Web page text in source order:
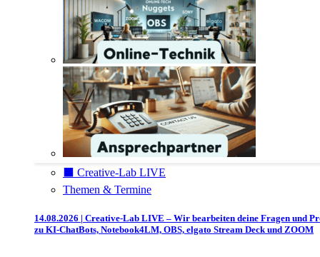
⬛️ Creative-Lab LIVE
Themen & Termine
14.08.2026 | Creative-Lab LIVE – Wir bearbeiten deine Fragen und
zu KI-ChatBots, Notebook4LM, OBS, elgato Stream Deck und ZOOM